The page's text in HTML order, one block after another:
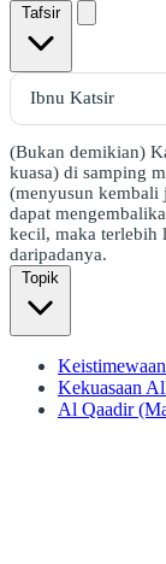
Tafsir
(Bukan demikian)
kuasa) di samping
(menyusun kembali
dapat
kecil, maka terlebih
daripadanya.
Topik
Kekuasaan
Al Qaadir